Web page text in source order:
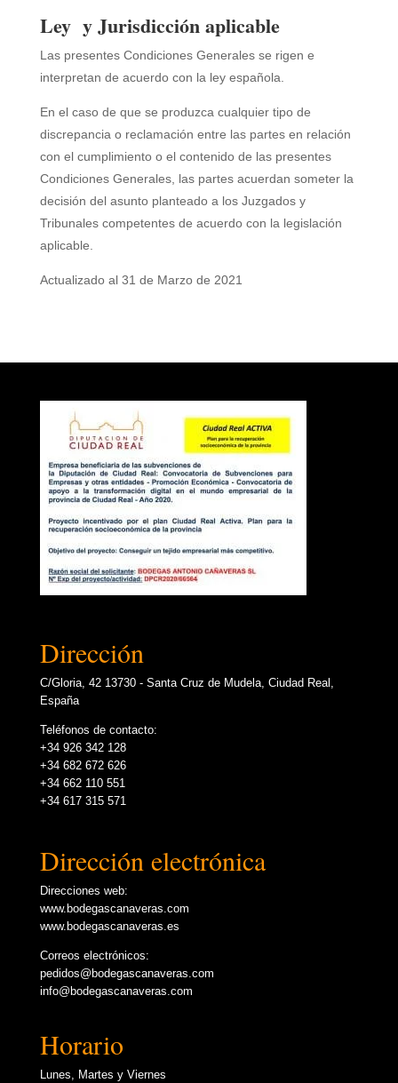
Ley y Jurisdicción aplicable
Las presentes Condiciones Generales se rigen e
interpretan de acuerdo con la ley española.
En el caso de que se produzca cualquier tipo de
discrepancia o reclamación entre las partes en relación
con el cumplimiento o el contenido de las presentes
Condiciones Generales, las partes acuerdan someter la
decisión del asunto planteado a los Juzgados y
Tribunales competentes de acuerdo con la legislación
aplicable.
Actualizado al 31 de Marzo de 2021
Dirección
C/Gloria, 42 13730 - Santa Cruz de Mudela, Ciudad Real,
España
Teléfonos de contacto:
+34 926 342 128
+34 682 672 626
+34 662 110 551
+34 617 315 571
Dirección electrónica
Direcciones web:
www.bodegascanaveras.com
www.bodegascanaveras.es
Correos electrónicos:
pedidos@bodegascanaveras.com
info@bodegascanaveras.com
Horario
Lunes, Martes y Viernes